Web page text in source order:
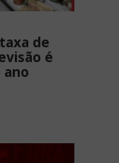
de
é
ano